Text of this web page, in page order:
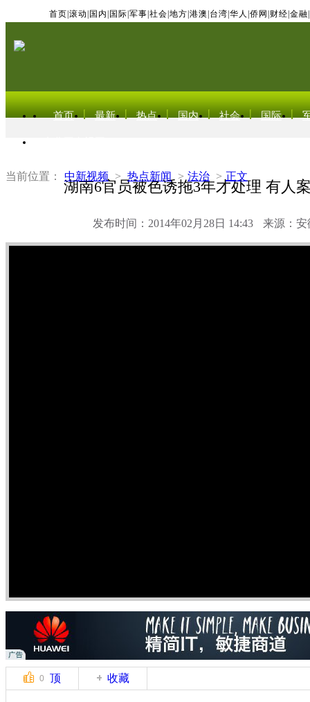
首页 滚动 国内 国际 军事 社会 地方 港澳 台湾 华人 侨网 财经 金融
首页 最新 热点 国内 社会 国际
当前位置： 中新视频 > 热点新闻 > 法治 > 正文
湖南6官员被色诱拖3年才处理 有人
发布时间：2014年02月28日 14:43 来源：安
0 顶 收藏